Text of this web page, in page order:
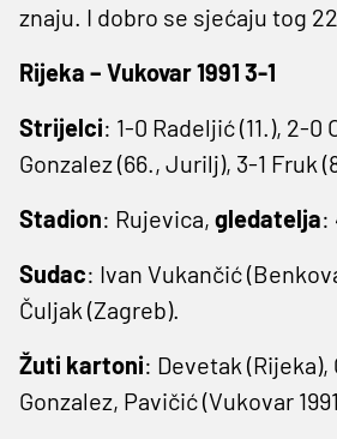
znaju. I dobro se sjećaju tog
Rijeka – Vukovar 1991 3-1
Strijelci: 1-0 Radeljić (11.), 2-0
Gonzalez (66., Jurilj), 3-1 Fruk
Stadion: Rujevica, gledatelja:
Sudac: Ivan Vukančić
Čuljak (Zagreb).
Žuti kartoni: Devetak
Gonzalez, Pavičić (Vukovar